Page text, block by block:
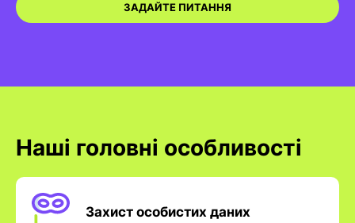
ЗАДАЙТЕ ПИТАННЯ
Наші головні особливості
Захист особистих даних